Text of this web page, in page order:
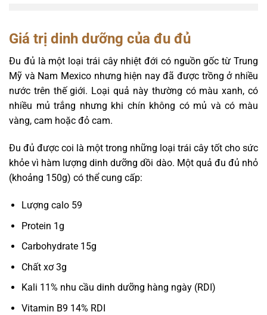
Giá trị dinh dưỡng của đu đủ
Đu đủ là một loại trái cây nhiệt đới có nguồn gốc từ Trung
Mỹ và Nam Mexico nhưng hiện nay đã được trồng ở nhiều
nước trên thế giới. Loại quả này thường có màu xanh, có
nhiều mủ trắng nhưng khi chín không có mủ và có màu
vàng, cam hoặc đỏ cam.
Đu đủ được coi là một trong những loại trái cây tốt cho sức
khỏe vì hàm lượng dinh dưỡng dồi dào. Một quả đu đủ nhỏ
(khoảng 150g) có thể cung cấp:
Lượng calo 59
Protein 1g
Carbohydrate 15g
Chất xơ 3g
Kali 11% nhu cầu dinh dưỡng hàng ngày (RDI)
Vitamin B9 14% RDI